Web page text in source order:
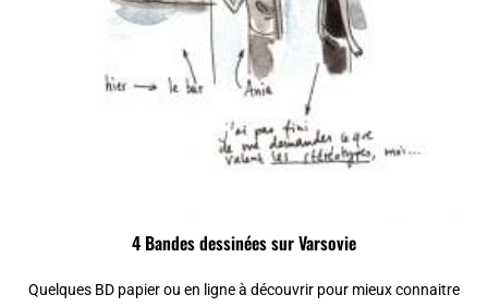
4 Bandes dessinées sur Varsovie
Quelques BD papier ou en ligne à découvrir pour mieux connaitre